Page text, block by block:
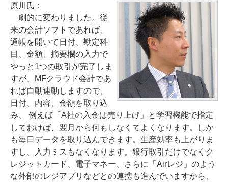
原川氏：
劇的に変わりました。従
来の会計ソフトであれば、
通帳を開いて日付、勘定科
目、金額、摘要欄の入力で
やっと1つの取引が完了しま
すが、MFクラウド会計であ
れば自動連動しますので、
日付、内容、金額を取り込
み、 例えば「A社の入金は売り上げ」と学習機能で指定
しておけば、翌月から何もしなくてよくなります。しか
も毎日データを取り込んできます。生産効率も上がりま
すし、入力ミスもなくなります。銀行取引だけでなくク
レジットカード、電子マネー、さらに「Airレジ」のよう
な外部のレジアプリなどとの連携も進んでいますから、